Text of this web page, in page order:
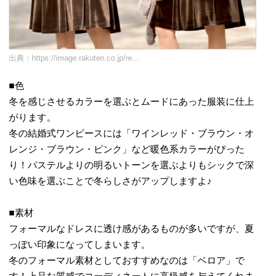
出典： https://image.rakuten.co.jp/re...
■色
冬を感じさせるカラーを選ぶとムードにあった服装に仕上
がります。
冬の結婚式ワンピースには「ワインレッド・ブラウン・オ
レンジ・ブラウン・ピンク」など暖色系カラーがぴった
り！パステルよりの明るいトーンを選ぶよりもシックで深
い色味を選ぶことで冬らしさがアップしますよ♪
■素材
フォーマルなドレスに透け感があるものが多いですが、夏
っぽい印象になってしまいます。
冬のフォーマル素材としておすすめなのは「ベロア」で